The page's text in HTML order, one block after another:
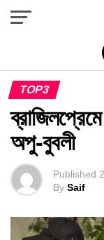
TOP3
অপু-বুবলী
Published
By Saif